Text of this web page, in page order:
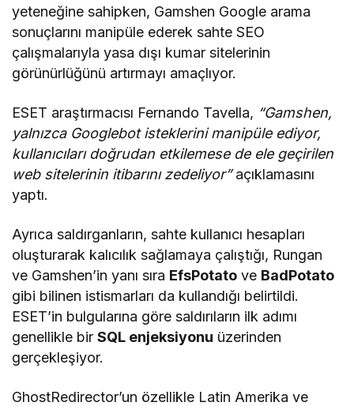
yeteneğine sahipken, Gamshen Google arama
sonuçlarını manipüle ederek sahte SEO
çalışmalarıyla yasa dışı kumar sitelerinin
görünürlüğünü artırmayı amaçlıyor.
ESET araştırmacısı Fernando Tavella, “Gamshen,
yalnızca Googlebot isteklerini manipüle ediyor,
kullanıcıları doğrudan etkilemese de ele geçirilen
web sitelerinin itibarını zedeliyor”açıklamasını
yaptı.
Ayrıca saldırganların, sahte kullanıcı hesapları
oluşturarak kalıcılık sağlamaya çalıştığı, Rungan
ve Gamshen’in yanı sıra EfsPotato ve BadPotato
gibi bilinen istismarları da kullandığı belirtildi.
ESET’in bulgularına göre saldırıların ilk adımı
genellikle birSQL enjeksiyonu üzerinden
gerçekleşiyor.
GhostRedirector’un özellikle Latin Amerika ve